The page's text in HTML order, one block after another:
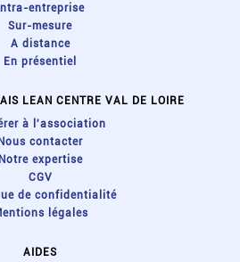
entreprise
Sur-mesure
A distance
En présentiel
LEAN CENTRE VAL DE LOIRE
à l'association
Nous contacter
Notre expertise
CGV
de confidentialité
légales
AIDES